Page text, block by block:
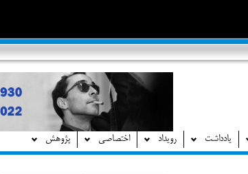
یادداشت رویداد اختصاصی پژوهش